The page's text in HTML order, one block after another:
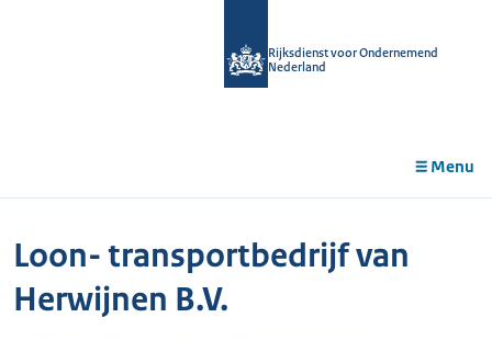
Rijksdienst voor Ondernemend
Nederland
Menu
Loon- transportbedrijf van
Herwijnen B.V.